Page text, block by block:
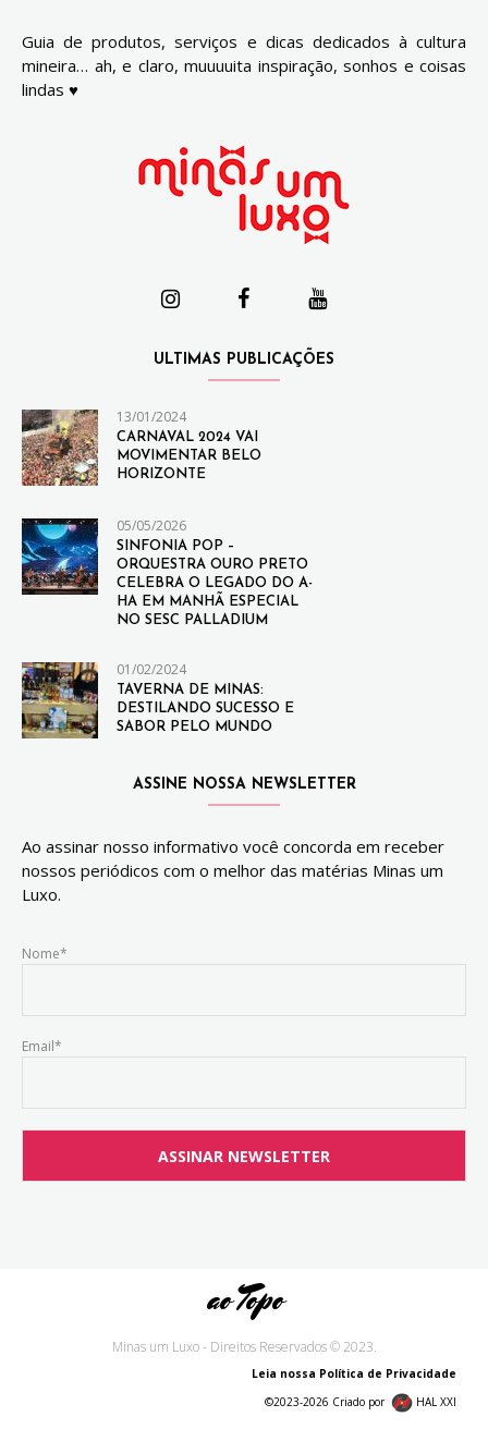
Guia de produtos, serviços e dicas dedicados à cultura
mineira… ah, e claro, muuuuita inspiração, sonhos e coisas
lindas ♥
ULTIMAS PUBLICAÇÕES
13/01/2024
CARNAVAL 2024 VAI
MOVIMENTAR BELO
HORIZONTE
05/05/2026
SINFONIA POP –
ORQUESTRA OURO PRETO
CELEBRA O LEGADO DO A-
HA EM MANHÃ ESPECIAL
NO SESC PALLADIUM
01/02/2024
TAVERNA DE MINAS:
DESTILANDO SUCESSO E
SABOR PELO MUNDO
ASSINE NOSSA NEWSLETTER
Ao assinar nosso informativo você concorda em receber
nossos periódicos com o melhor das matérias Minas um
Luxo.
Nome*
Email*
ao Topo
Minas um Luxo - Direitos Reservados © 2023.
Leia nossa Política de Privacidade
©2023-2026 Criado por
HAL XXI